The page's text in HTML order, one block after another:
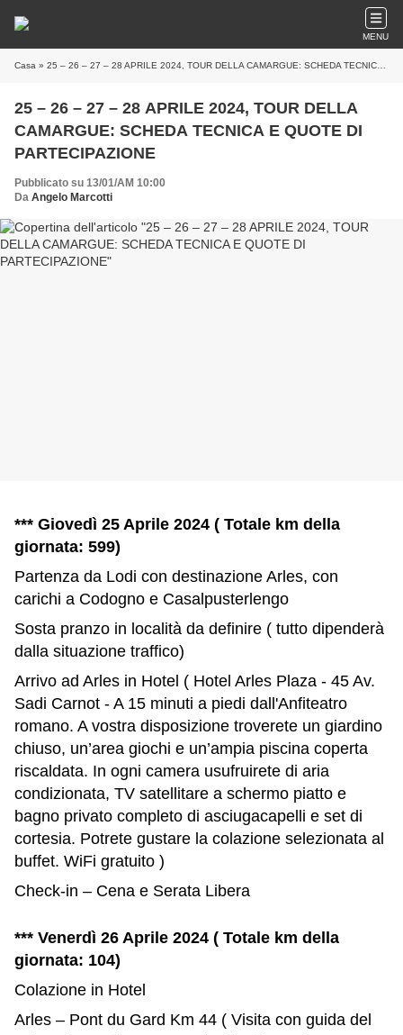
MENU
Casa » 25 – 26 – 27 – 28 APRILE 2024, TOUR DELLA CAMARGUE: SCHEDA TECNICA E QUOTE DI PARTECIPAZIONE
25 – 26 – 27 – 28 APRILE 2024, TOUR DELLA
CAMARGUE: SCHEDA TECNICA E QUOTE DI
PARTECIPAZIONE
Pubblicato su 13/01/AM 10:00
Da Angelo Marcotti
*** Giovedì 25 Aprile 2024 ( Totale km della
giornata: 599)
Partenza da Lodi con destinazione Arles, con
carichi a Codogno e Casalpusterlengo
Sosta pranzo in località da definire ( tutto dipenderà
dalla situazione traffico)
Arrivo ad Arles in Hotel ( Hotel Arles Plaza - 45 Av.
Sadi Carnot - A 15 minuti a piedi dall'Anfiteatro
romano. A vostra disposizione troverete un giardino
chiuso, un’area giochi e un’ampia piscina coperta
riscaldata. In ogni camera usufruirete di aria
condizionata, TV satellitare a schermo piatto e
bagno privato completo di asciugacapelli e set di
cortesia. Potrete gustare la colazione selezionata al
buffet. WiFi gratuito )
Check-in – Cena e Serata Libera
*** Venerdì 26 Aprile 2024 ( Totale km della
giornata: 104)
Colazione in Hotel
Arles – Pont du Gard Km 44 ( Visita con guida del